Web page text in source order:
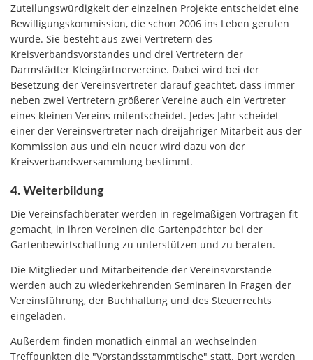
Zuteilungswürdigkeit der einzelnen Projekte entscheidet eine
Bewilligungskommission, die schon 2006 ins Leben gerufen
wurde. Sie besteht aus zwei Vertretern des
Kreisverbandsvorstandes und drei Vertretern der
Darmstädter Kleingärtnervereine. Dabei wird bei der
Besetzung der Vereinsvertreter darauf geachtet, dass immer
neben zwei Vertretern größerer Vereine auch ein Vertreter
eines kleinen Vereins mitentscheidet. Jedes Jahr scheidet
einer der Vereinsvertreter nach dreijähriger Mitarbeit aus der
Kommission aus und ein neuer wird dazu von der
Kreisverbandsversammlung bestimmt.
4. Weiterbildung
Die Vereinsfachberater werden in regelmäßigen Vorträgen fit
gemacht, in ihren Vereinen die Gartenpächter bei der
Gartenbewirtschaftung zu unterstützen und zu beraten.
Die Mitglieder und Mitarbeitende der Vereinsvorstände
werden auch zu wiederkehrenden Seminaren in Fragen der
Vereinsführung, der Buchhaltung und des Steuerrechts
eingeladen.
Außerdem finden monatlich einmal an wechselnden
Treffpunkten die "Vorstandsstammtische" statt. Dort werden